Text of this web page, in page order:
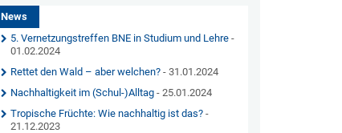
News
5. Vernetzungstreffen BNE in Studium und Lehre-
01.02.2024
Rettet den Wald – aber welchen?- 31.01.2024
Nachhaltigkeit im (Schul-)Alltag- 25.01.2024
Tropische Früchte: Wie nachhaltig ist das?-
21.12.2023